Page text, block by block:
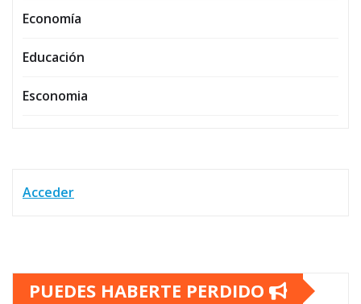
Economía
Educación
Esconomia
Acceder
PUEDES HABERTE PERDIDO